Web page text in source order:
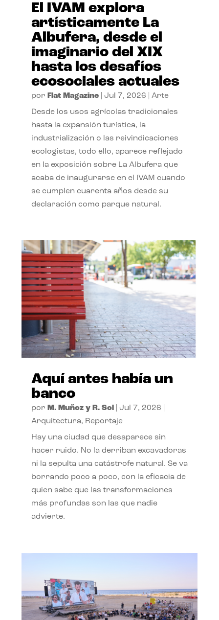
El IVAM explora
artísticamente La
Albufera, desde el
imaginario del XIX
hasta los desafíos
ecosociales actuales
por Flat Magazine| Jul 7, 2026 Arte
Desde los usos agrícolas tradicionales
hasta la expansión turística, la
industrialización o las reivindicaciones
ecologistas, todo ello, aparece reflejado
en la exposición sobre La Albufera que
acaba de inaugurarse en el IVAM cuando
se cumplen cuarenta años desde su
declaración como parque natural.
Aquí antes había un
banco
por M. Muñoz y R. Sol| Jul 7, 2026
Arquitectura, Reportaje
Hay una ciudad que desaparece sin
hacer ruido. No la derriban excavadoras
ni la sepulta una catástrofe natural. Se va
borrando poco a poco, con la eficacia de
quien sabe que las transformaciones
más profundas son las que nadie
advierte.